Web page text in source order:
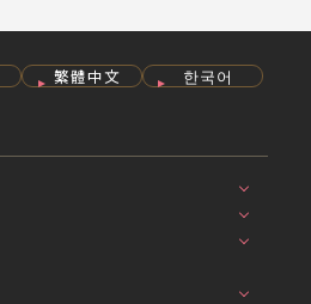
繁體中文 한국어